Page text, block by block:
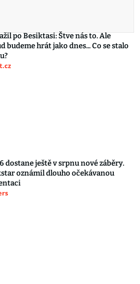
po Besiktasi: Štve nás to. Ale
budeme hrát jako dnes... Co se stalo
dostane ještě v srpnu nové záběry.
oznámil dlouho očekávanou